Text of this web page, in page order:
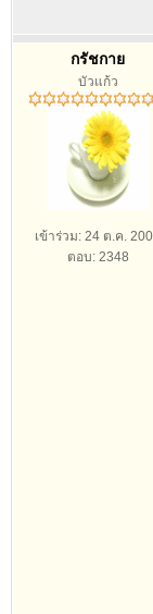
กรัชกาย
บัวแก้ว
เข้าร่วม: 24 ต.ค.
ตอบ: 2348